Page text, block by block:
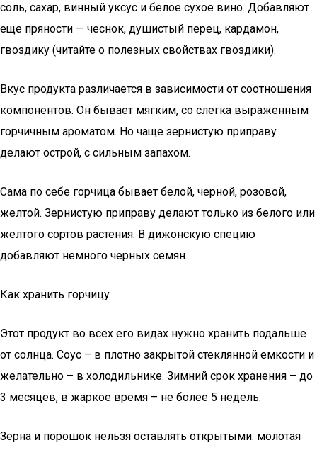
соль, сахар, винный уксус и белое сухое вино. Добавляют
еще пряности — чеснок, душистый перец, кардамон,
гвоздику (читайте о полезных свойствах гвоздики).
Вкус продукта различается в зависимости от соотношения
компонентов. Он бывает мягким, со слегка выраженным
горчичным ароматом. Но чаще зернистую приправу
делают острой, с сильным запахом.
Сама по себе горчица бывает белой, черной, розовой,
желтой. Зернистую приправу делают только из белого или
желтого сортов растения. В дижонскую специю
добавляют немного черных семян.
Как хранить горчицу
Этот продукт во всех его видах нужно хранить подальше
от солнца. Соус – в плотно закрытой стеклянной емкости и
желательно – в холодильнике. Зимний срок хранения – до
3 месяцев, в жаркое время – не более 5 недель.
Зерна и порошок нельзя оставлять открытыми: молотая